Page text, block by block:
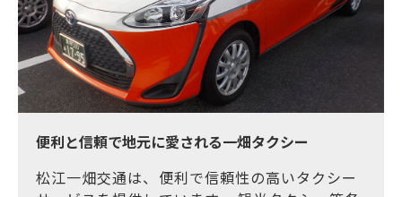
便利と信頼で地元に愛される一畑タクシー
松江一畑交通は、便利で信頼性の高いタクシー